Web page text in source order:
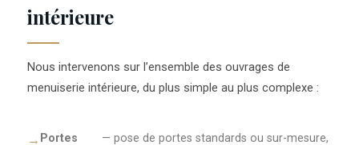
intérieure
Nous intervenons sur l’ensemble des ouvrages de
menuiserie intérieure, du plus simple au plus complexe :
Portes
— pose de portes standards ou sur-mesure,